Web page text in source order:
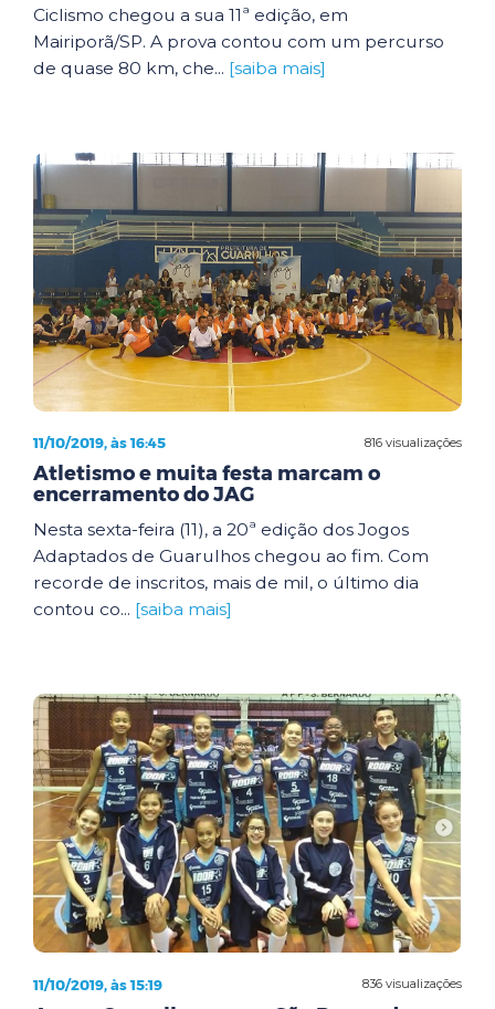
Ciclismo chegou a sua 11ª edição, em
Mairiporã/SP. A prova contou com um percurso
de quase 80 km, che... [saiba mais]
816 visualizações
11/10/2019, às 16:45
Atletismo e muita festa marcam o
encerramento do JAG
Nesta sexta-feira (11), a 20ª edição dos Jogos
Adaptados de Guarulhos chegou ao fim. Com
recorde de inscritos, mais de mil, o último dia
contou co... [saiba mais]
836 visualizações
11/10/2019, às 15:19